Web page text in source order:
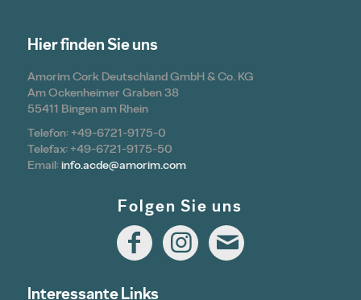
Hier finden Sie uns
Amorim Cork Deutschland GmbH & Co. KG
Am Ockenheimer Graben 38
55411 Bingen am Rhein
Telefon: +49-6721-9175-0
Telefax: +49-6721-9175-50
Email:info.acde@amorim.com
Folgen Sie uns
Interessante Links